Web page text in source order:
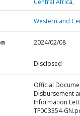
Central Africa,
Western and
2024/02/08
Disclosed
Official
Disbursement
Information
TF0C3354-